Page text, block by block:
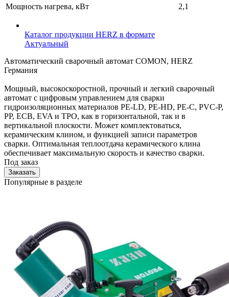
Мощность нагрева, кВт
2,1
Каталог продукции HERZ в формате
Актуальный
Автоматический сварочный автомат COMON, HERZ
Германия
Мощный, высокоскоростной, прочный и легкий сварочный
автомат с цифровым управлением для сварки
гидроизоляционных материалов PE-LD, PE-HD, PE-C, PVC-P,
PP, ECB, EVA и TPO, как в горизонтальной, так и в
вертикальной плоскости. Может комплектоваться,
керамическим клином, и функцией записи параметров
сварки. Оптимальная теплоотдача керамического клина
обеспечивает максимальную скорость и качество сварки.
Под заказ
Заказать
Популярные в разделе